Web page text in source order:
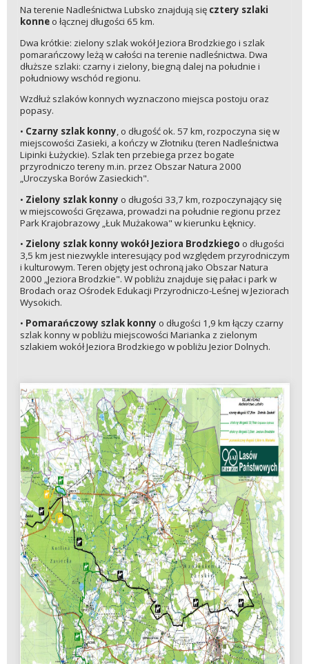
Na terenie Nadleśnictwa Lubsko znajdują się cztery szlaki
konneo łącznej długości 65 km.
Dwa krótkie: zielony szlak wokół Jeziora Brodzkiego i szlak
pomarańczowy leżą w całości na terenie nadleśnictwa. Dwa
dłuższe szlaki: czarny i zielony, biegną dalej na południe i
południowy wschód regionu.
Wzdłuż szlaków konnych wyznaczono miejsca postoju oraz
popasy.
• Czarny szlak konny, o długość ok. 57 km, rozpoczyna się w
miejscowości Zasieki, a kończy w Złotniku (teren Nadleśnictwa
Lipinki Łużyckie). Szlak ten przebiega przez bogate
przyrodniczo tereny m.in. przez Obszar Natura 2000
„Uroczyska Borów Zasieckich".
• Zielony szlak konny o długości 33,7 km, rozpoczynający się
w miejscowości Gręzawa, prowadzi na południe regionu przez
Park Krajobrazowy „Łuk Mużakowa" w kierunku Łęknicy.
• Zielony szlak konny wokół Jeziora Brodzkiego o długości
3,5 km jest niezwykle interesujący pod względem przyrodniczym
i kulturowym. Teren objęty jest ochroną jako Obszar Natura
2000 „Jeziora Brodzkie". W pobliżu znajduje się pałac i park w
Brodach oraz Ośrodek Edukacji Przyrodniczo-Leśnej w Jeziorach
Wysokich.
• Pomarańczowy szlak konny o długości 1,9 km łączy czarny
szlak konny w pobliżu miejscowości Marianka z zielonym
szlakiem wokół Jeziora Brodzkiego w pobliżu Jezior Dolnych.